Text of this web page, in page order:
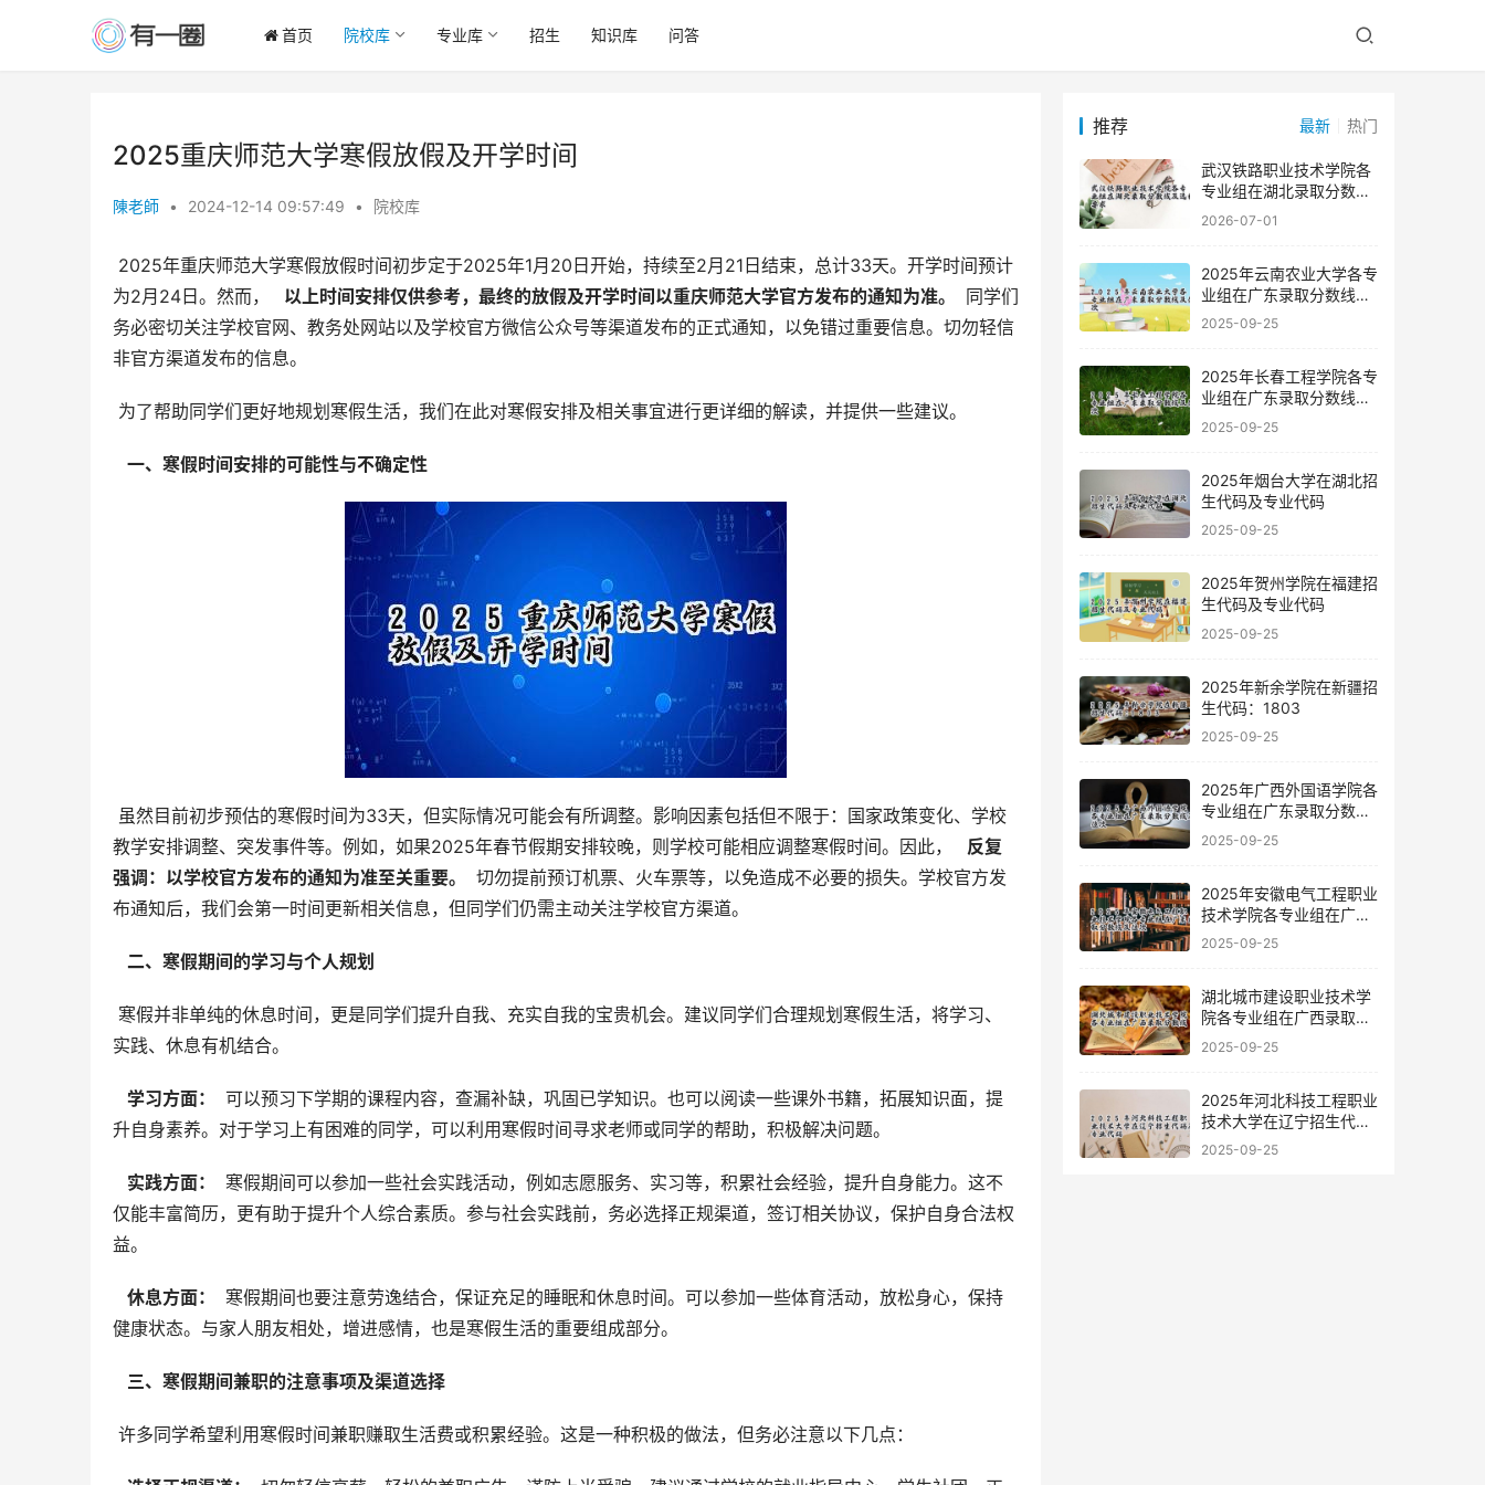
首页 院校库 专业库 招生 知识库 问答
2025重庆师范大学寒假放假及开学时间
陳老師 • 2024-12-14 09:57:49 • 院校库
为2月24日。然而，
  以上时间安排仅供参考，最终的放假及开学时间以重庆师范大学官方发布的通知为准。
同学们
务必密切关注学校官网、教务处网站以及学校官方微信公众号等渠道发布的正式通知，以免错过重要信息。切勿轻信
非官方渠道发布的信息。
为了帮助同学们更好地规划寒假生活，我们在此对寒假安排及相关事宜进行更详细的解读，并提供一些建议。
  一、寒假时间安排的可能性与不确定性
教学安排调整、突发事件等。例如，如果2025年春节假期安排较晚，则学校可能相应调整寒假时间。因此，
  反复
强调：以学校官方发布的通知为准至关重要。
切勿提前预订机票、火车票等，以免造成不必要的损失。学校官方发
布通知后，我们会第一时间更新相关信息，但同学们仍需主动关注学校官方渠道。
  二、寒假期间的学习与个人规划
实践、休息有机结合。
  学习方面：
可以预习下学期的课程内容，查漏补缺，巩固已学知识。也可以阅读一些课外书籍，拓展知识面，提
升自身素养。对于学习上有困难的同学，可以利用寒假时间寻求老师或同学的帮助，积极解决问题。
  实践方面：
寒假期间可以参加一些社会实践活动，例如志愿服务、实习等，积累社会经验，提升自身能力。这不
仅能丰富简历，更有助于提升个人综合素质。参与社会实践前，务必选择正规渠道，签订相关协议，保护自身合法权
益。
  休息方面：
寒假期间也要注意劳逸结合，保证充足的睡眠和休息时间。可以参加一些体育活动，放松身心，保持
健康状态。与家人朋友相处，增进感情，也是寒假生活的重要组成部分。
  三、寒假期间兼职的注意事项及渠道选择
许多同学希望利用寒假时间兼职赚取生活费或积累经验。这是一种积极的做法，但务必注意以下几点：
推荐 最新 热门
武汉铁路职业技术学院各
专业组在湖北录取分数线
及选科要求
2026-07-01
2025年云南农业大学各专
业组在广东录取分数线及
位次
2025-09-25
2025年长春工程学院各专
业组在广东录取分数线及
位次
2025-09-25
2025年烟台大学在湖北招
生代码及专业代码
2025-09-25
2025年贺州学院在福建招
生代码及专业代码
2025-09-25
2025年新余学院在新疆招
生代码：1803
2025-09-25
2025年广西外国语学院各
专业组在广东录取分数线
及位次
2025-09-25
2025年安徽电气工程职业
技术学院各专业组在广东
录取分数线及位次
2025-09-25
湖北城市建设职业技术学
院各专业组在广西录取分
数线
2025-09-25
2025年河北科技工程职业
技术大学在辽宁招生代码
及专业代码
2025-09-25